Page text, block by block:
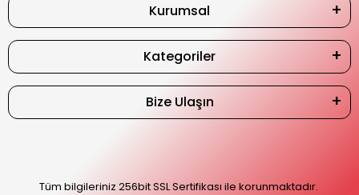
Kurumsal
Kategoriler
Bize Ulaşın
Tüm bilgileriniz 256bit SSL Sertifikası ile korunmaktadır.